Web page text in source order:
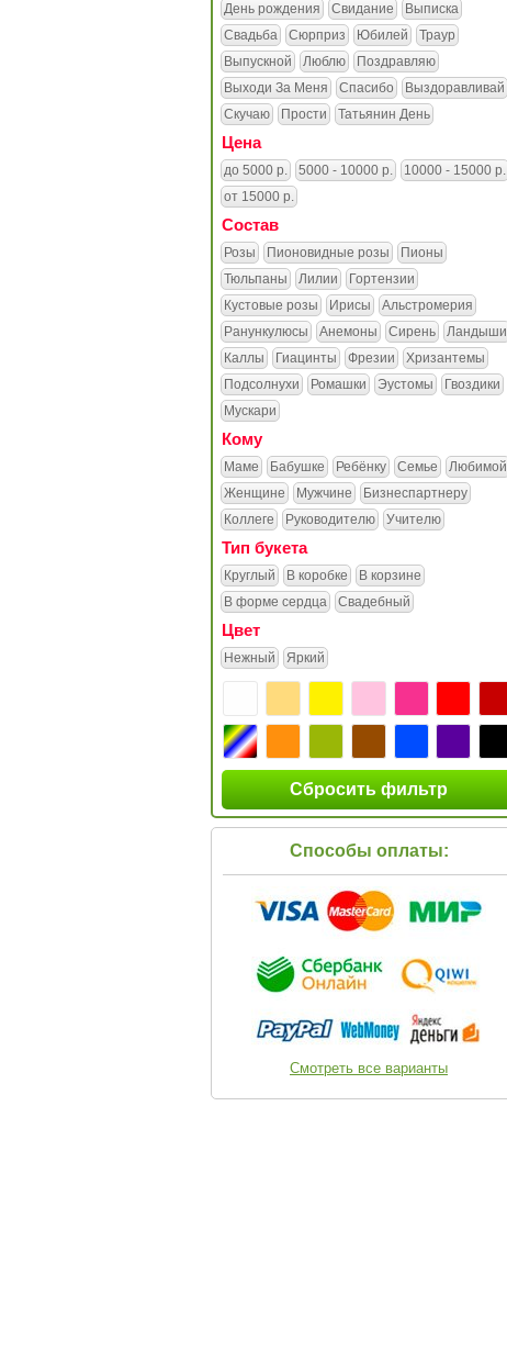
День рождения Свидание
Выписка
Свадьба
Сюрприз Юбилей
Траур
Выпускной
Люблю
Поздравляю
Выходи За Меня
Спасибо
Выздоравливай
Скучаю
Прости Татьянин День
Цена
до 5000 р. 5000 - 10000 р.
10000 - 15000 р.
от 15000 р.
Состав
Розы Пионовидные розы
Пионы
Тюльпаны
Лилии
Гортензии
Кустовые розы
Ирисы
Альстромерия
Ранункулюсы
Анемоны Сирень
Ландыши
Каллы
Гиацинты Фрезии
Хризантемы
Подсолнухи
Ромашки Эустомы
Гвоздики
Мускари
Кому
Маме Бабушке Ребёнку Семье
Любимой
Женщине
Мужчине
Бизнеспартнеру
Коллеге
Руководителю Учителю
Тип букета
Круглый В коробке
В корзине
В форме сердца
Свадебный
Цвет
Нежный Яркий
Сбросить фильтр
Способы оплаты:
Смотреть все варианты